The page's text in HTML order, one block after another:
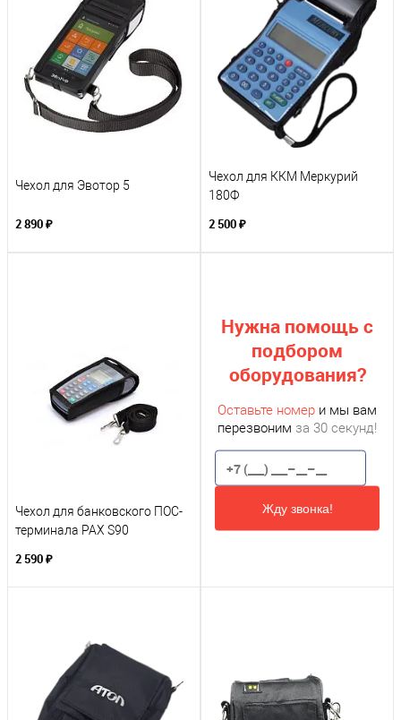
Чехол для Эвотор 5
2 890 ₽
Чехол для ККМ Меркурий
180Ф
2 500 ₽
Чехол для банковского ПОС-
терминала PAX S90
2 590 ₽
Нужна помощь с
подбором
оборудования?
Оставьте номер и мы вам
перезвоним за 30 секунд!
Жду звонка!